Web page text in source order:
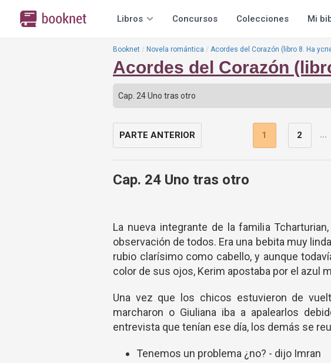
Libros Concursos Colecciones Mi
Booknet Novela romántica Acordes del Corazón (libro 8. На
Acordes del Corazón
PARTE ANTERIOR 1 2 ...
Cap. 24 Uno tras otro
La nueva integrante de la familia
observación de todos. Era una bebita muy
rubio clarísimo como cabello, y aunque
color de sus ojos, Kerim apostaba por el azul
Una vez que los chicos estuvieron de
marcharon o Giuliana iba a apalearlos
entrevista que tenían ese día, los demás se
Tenemos un problema ¿no? - dijo Imran